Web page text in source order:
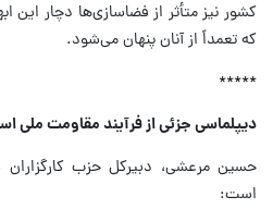
کشور نیز متأثر از فضاسازی‌ها دچار این
که تعمداً از آنان پنهان می‌شود.
*****
دیپلماسی جزئی از فرآیند مقاومت ملی
حسین مرعشی، دبیرکل حزب کارگزاران
است: